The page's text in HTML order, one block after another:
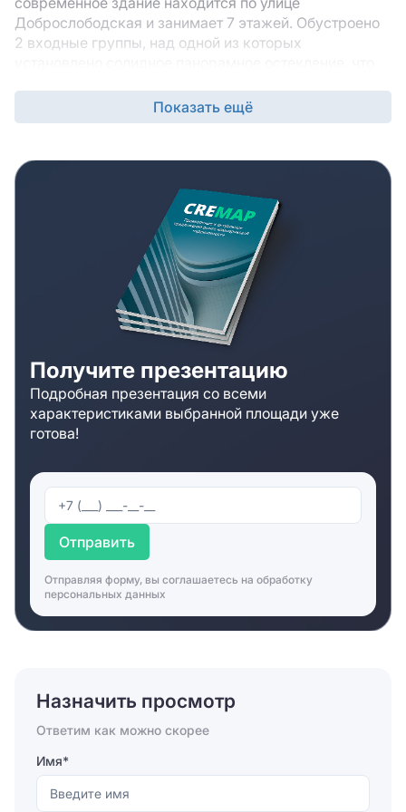
Доброслободская и занимает 7 этажей. Обустроено
2 входные группы, над одной из которых
Деловой центр был выстроен по индивидуальному
проекту в 2008 году, потому уровень его
полностью отвечает всем современным стандартам.
Общая площадь здания составляет 13 000 м2, из них
под аренду сдаются эргономичные помещения 50-
700 м2. В БЦ «Басманов» оборудован крупный
двухуровневый подземный паркинг, способный
вместить 73 служебных и личных автомобиля за 1
раз. Отличным преимуществом для арендаторов
будет и легкая транспортная доступность центра. По
Старой Бауманной улице обеспечен выезд на
главные автомагистрали столицы – на Третье
Транспортное кольцо и Садовое кольцо. В шаговой
доступности находится станция метро Бауманская,
потому проблем с приездом в центр ни у персонала,
ни у клиентов без личного транспорта не будет.
Недалеко от офисного здания находится целых три
другого города к офису вашей компании.
Дополнительная информация о БЦ
«Басманов»
Арендатором БЦ «Басманов» предоставляются для
съема офисные помещения как с выполненным
качественным ремонтом, так и с подготовительной
чистовой отделкой, позволяющей оформить офис в
счет мощной центральной климат системы,
автономной отопительной системы и вентиляции в
офисах поддерживается комфортный микроклимат
круглогодично. Широкая инфраструктура внутри
здания и по всему району обеспечит всем
необходимым в течение рабочего дня. Для удобства
Показать ещё
Получите презентацию
Подробная презентация со всеми
характеристиками выбранной площади уже
готова!
Отправить
Отправляя форму, вы соглашаетесь на обработку
персональных данных
Назначить просмотр
Ответим как можно скорее
Имя*